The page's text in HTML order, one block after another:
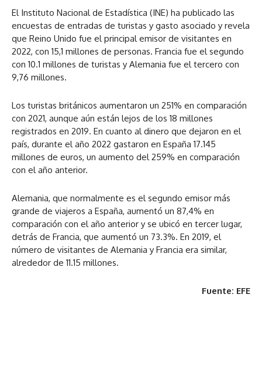
El Instituto Nacional de Estadística (INE) ha publicado las
encuestas de entradas de turistas y gasto asociado y revela
que Reino Unido fue el principal emisor de visitantes en
2022, con 15,1 millones de personas. Francia fue el segundo
con 10.1 millones de turistas y Alemania fue el tercero con
9,76 millones.
Los turistas británicos aumentaron un 251% en comparación
con 2021, aunque aún están lejos de los 18 millones
registrados en 2019. En cuanto al dinero que dejaron en el
país, durante el año 2022 gastaron en España 17.145
millones de euros, un aumento del 259% en comparación
con el año anterior.
Alemania, que normalmente es el segundo emisor más
grande de viajeros a España, aumentó un 87,4% en
comparación con el año anterior y se ubicó en tercer lugar,
detrás de Francia, que aumentó un 73.3%. En 2019, el
número de visitantes de Alemania y Francia era similar,
alrededor de 11.15 millones.
Fuente: EFE